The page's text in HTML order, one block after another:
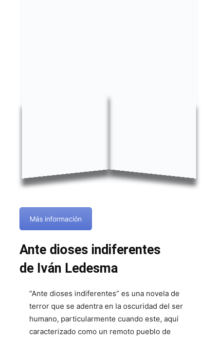
Más información
Ante dioses indiferentes
de Iván Ledesma
“Ante dioses indiferentes” es una novela de
terror que se adentra en la oscuridad del ser
humano, particularmente cuando este, aquí
caracterizado como un remoto pueblo de